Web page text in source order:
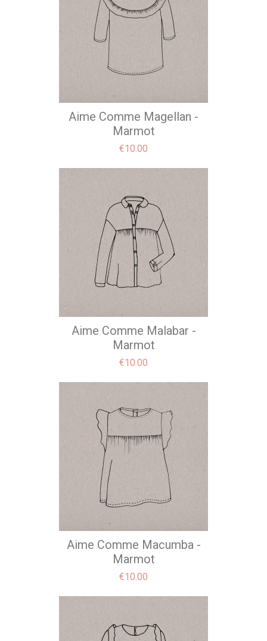
Aime Comme Magellan -
Marmot
Price
€10.00
Aime Comme Malabar -
Marmot
Price
€10.00
Aime Comme Macumba -
Marmot
Price
€10.00